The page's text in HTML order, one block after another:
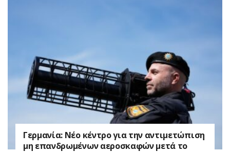
Γερμανία: Νέο κέντρο για την αντιμετώπιση
μη επανδρωμένων αεροσκαφών μετά το